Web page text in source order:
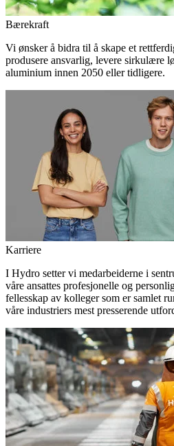
Bærekraft
Vi ønsker å bidra til å skape et
produsere ansvarlig, levere sirkulære
aluminium innen 2050 eller tidligere.
Karriere
I Hydro setter vi medarbeiderne i
våre ansattes profesjonelle og
fellesskap av kolleger som er samlet
våre industriers mest presserende